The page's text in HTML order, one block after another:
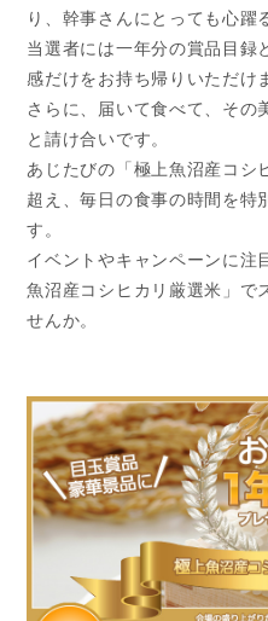
り、幹事さんにとっても心躍
当選者には一年分の賞品目録
感だけをお持ち帰りいただけ
さらに、届いて食べて、その
と請け合いです。
あじたびの「極上魚沼産コシ
超え、毎日の食事の時間を特
す。
イベントやキャンペーンに注
魚沼産コシヒカリ厳選米」で
せんか。